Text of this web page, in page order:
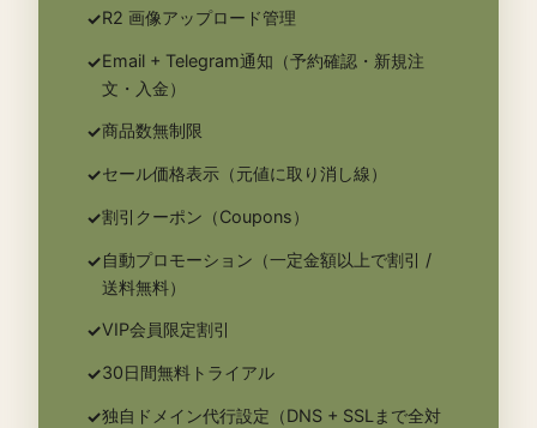
✓R2 画像アップロード管理
✓Email + Telegram通知（予約確認・新規注
文・入金）
✓商品数無制限
✓セール価格表示（元値に取り消し線）
✓割引クーポン（Coupons）
✓自動プロモーション（一定金額以上で割引 /
送料無料）
✓VIP会員限定割引
✓30日間無料トライアル
✓独自ドメイン代行設定（DNS + SSLまで全対